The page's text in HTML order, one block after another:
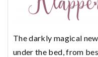
The darkly magical
under the bed, from